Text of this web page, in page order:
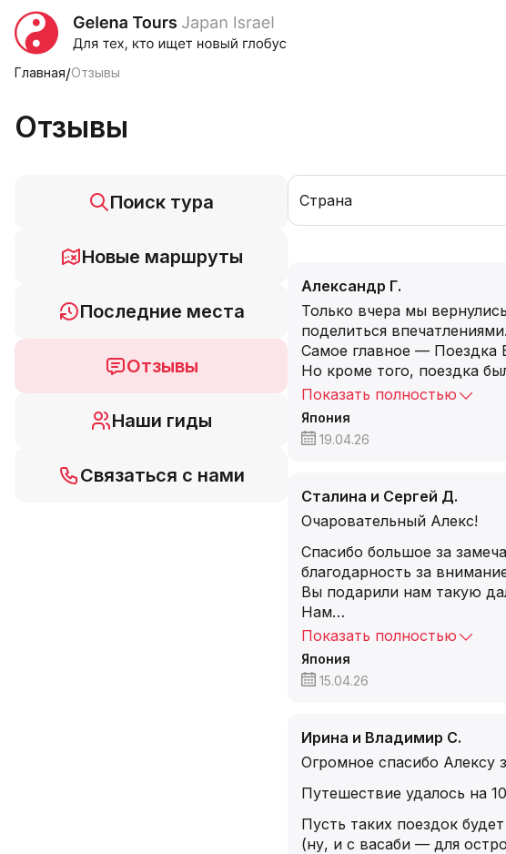
Главная/Отзывы
Отзывы
Поиск тура
Новые маршруты
Последние места
Отзывы
Наши гиды
Связаться с нами
Страна
Александр Г.
Только вчера мы
поделиться впечатлениями.
Самое главное — Поездка
Но кроме того, поездка
Показать полностью
Япония
19.04.26
Сталина и Сергей Д.
Очаровательный Алекс!
Спасибо большое за
благодарность за
Вы подарили нам такую
Нам…
Показать полностью
Япония
15.04.26
Ирина и Владимир С.
Огромное спасибо Алексу
Путешествие удалось на
Пусть таких поездок
(ну, и с васаби — для